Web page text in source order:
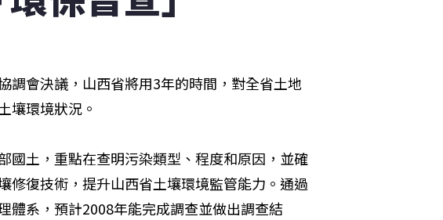
調會決議，山西省將用3年的時間，對全省土地
壤環境狀況。
國土，重點在查明污染類型、程度和原因，並確
修復技術，提升山西省土壤環境監管能力。通過
體系，預計2008年能完成調查並做出調查結